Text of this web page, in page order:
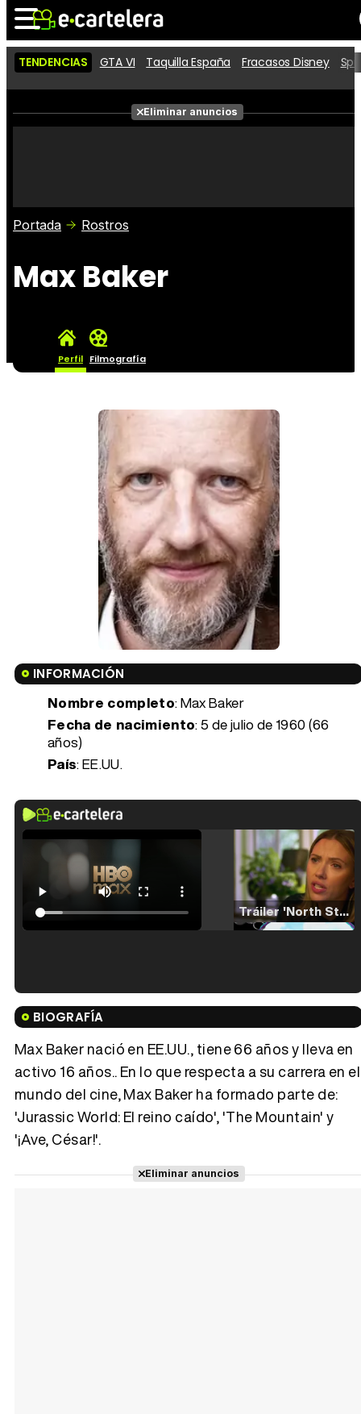
Noticias Cartelera
Películas
Críticas
TENDENCIAS GTA VI Taquilla España Fracasos Disney
Eliminar anuncios
Portada Rostros
Max Baker
Perfil Filmografía
INFORMACIÓN
Nombre completo: Max Baker
Fecha de nacimiento:5 de julio de 1960 (66
años)
País: EE.UU.
Tráiler 'North Star' (2023)
Tráiler en español de 'La isla olvidada'
BIOGRAFÍA
Max Baker nació en EE.UU., tiene 66 años y lleva en
activo 16 años.. En lo que respecta a su carrera en el
mundo del cine, Max Baker ha formado parte de:
'Jurassic World: El reino caído', 'The Mountain' y
'¡Ave, César!'.
Eliminar anuncios